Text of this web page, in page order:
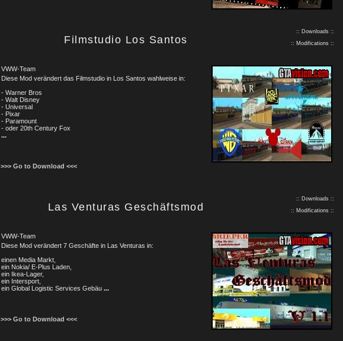
Filmstudio Los Santos
:: Downloads ::
:: Modifications ::
VWW-Team
Diese Mod verändert das Filmstudio in Los Santos wahlweise in:
- Warner Bros
- Walt Disney
- Universal
- Pixar
- Paramount
- oder 20th Century Fox
...
>>> Go to Download <<<
Las Venturas Geschäftsmod
:: Downloads ::
:: Modifications ::
VWW-Team
Diese Mod verändert 7 Geschäfte in Las Venturas in:
einen Media Markt,
ein Nokia/ E-Plus Laden,
ein Ikea-Lager,
ein Intersport,
ein Global Logistic Services Gebäu ...
>>> Go to Download <<<